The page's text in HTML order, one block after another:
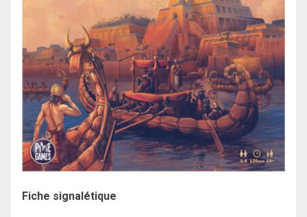
Fiche signalétique